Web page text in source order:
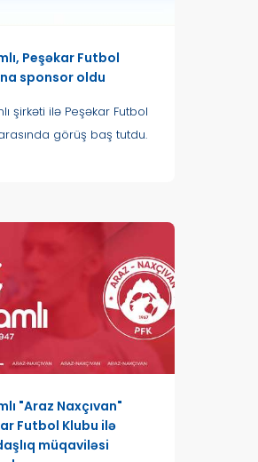
Peşəkar Futbol
sponsor oldu
şirkəti ilə Peşəkar Futbol
görüş baş tutdu.
"Araz Naxçıvan"
Futbol Klubu ilə
müqaviləsi